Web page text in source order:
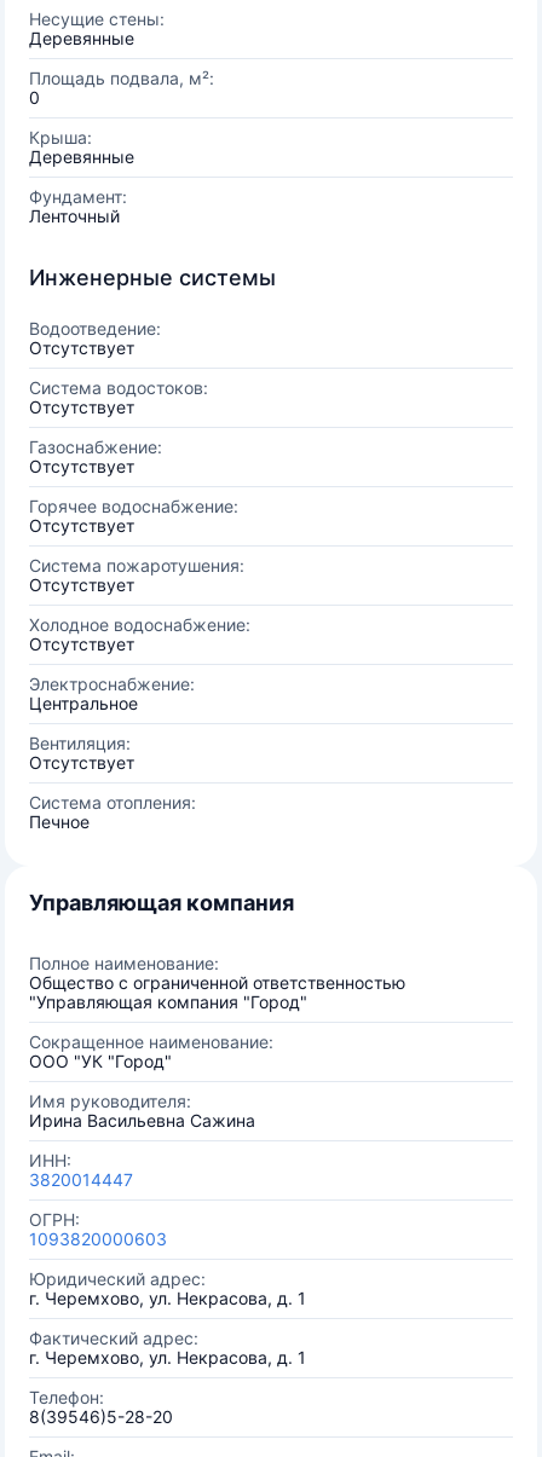
Несущие стены:
Деревянные
Площадь подвала, м²:
0
Крыша:
Деревянные
Фундамент:
Ленточный
Инженерные системы
Водоотведение:
Отсутствует
Система водостоков:
Отсутствует
Газоснабжение:
Отсутствует
Горячее водоснабжение:
Отсутствует
Система пожаротушения:
Отсутствует
Холодное водоснабжение:
Отсутствует
Электроснабжение:
Центральное
Вентиляция:
Отсутствует
Система отопления:
Печное
Управляющая компания
Полное наименование:
Общество с ограниченной ответственностью
"Управляющая компания "Город"
Сокращенное наименование:
ООО "УК "Город"
Имя руководителя:
Ирина Васильевна Сажина
ИНН:
3820014447
ОГРН:
1093820000603
Юридический адрес:
г. Черемхово, ул. Некрасова, д. 1
Фактический адрес:
г. Черемхово, ул. Некрасова, д. 1
Телефон:
8(39546)5-28-20